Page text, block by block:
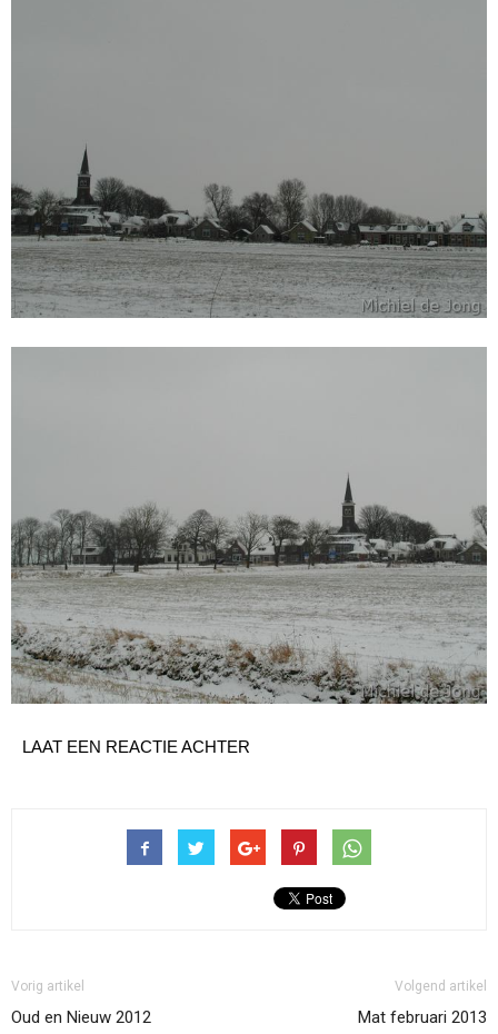
LAAT EEN REACTIE ACHTER
Vorig artikel
Oud en Nieuw 2012
Volgend artikel
Mat februari 2013